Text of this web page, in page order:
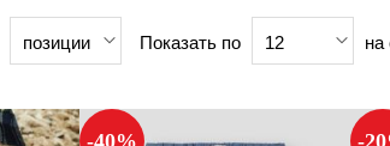
позиции Показать по 12 на
-40% -